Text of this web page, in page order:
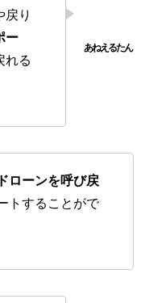
戻り
ー
れる
ドローンを呼び戻
トすることがで